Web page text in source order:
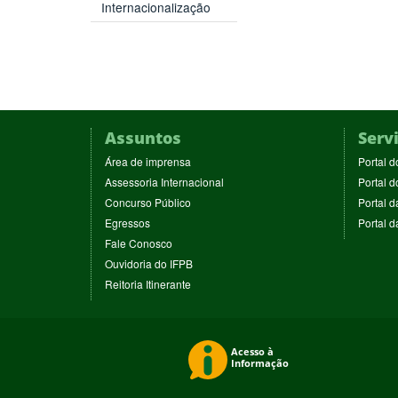
Internacionalização
Assuntos
Área de imprensa
em
nova
Assessoria Internacional
Concurso Público
Egressos(abre
nova
janela)
Fale Conosco
em
nova
janela)
Ouvidoria do IFPB(abre
Reitoria Itinerante(abre
Portal
Portal
Portal
Portal